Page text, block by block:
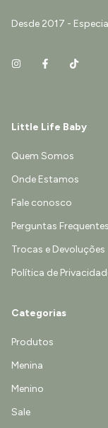
Desde 2017 -
Little Life Baby
Quem Somos
Onde Estamos
Fale conosco
Perguntas Frequentes
Trocas e Devoluções
Política de
Categorias
Produtos
Menina
Menino
Sale